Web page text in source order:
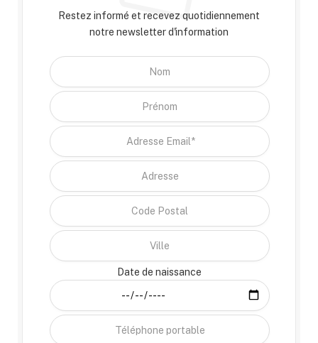
Restez informé et recevez quotidiennement
notre newsletter d'information
Date de naissance